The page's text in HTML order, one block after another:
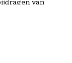
Stefan
over
via